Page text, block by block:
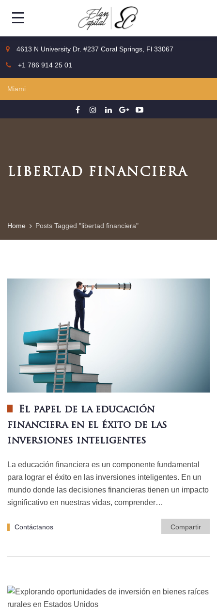
4613 N University Dr. #237 Coral Springs, Fl 33067
+1 786 914 25 01
LIBERTAD FINANCIERA
Home Posts Tagged "libertad financiera"
El papel de la educación
financiera en el éxito de las
inversiones inteligentes
La educación financiera es un componente fundamental
para lograr el éxito en las inversiones inteligentes. En un
mundo donde las decisiones financieras tienen un impacto
significativo en nuestras vidas, comprender…
Contáctanos Compartir